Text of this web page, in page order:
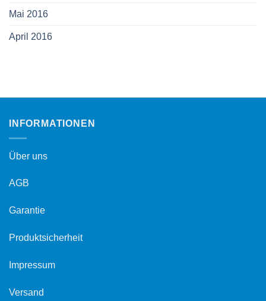
Mai 2016
April 2016
INFORMATIONEN
Über uns
AGB
Garantie
Produktsicherheit
Impressum
Versand